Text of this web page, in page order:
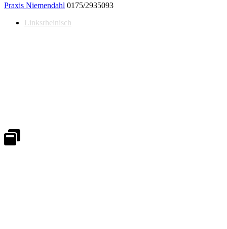
Praxis Niemendahl 0175/2935093
Linksrheinisch